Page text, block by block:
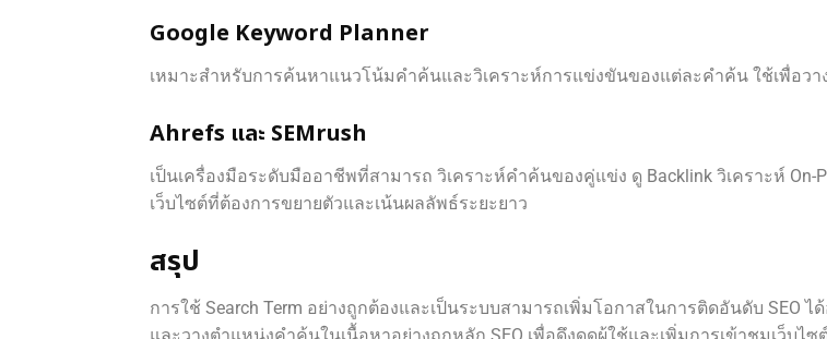
Google Keyword Planner
เหมาะสำหรับการค้นหาแนวโน้มคำค้นและวิเคราะห์การแข่งขันของแต่ละคำค้น ใช้เพื่อ
Ahrefs และ SEMrush
เป็นเครื่องมือระดับมืออาชีพที่สามารถ วิเคราะห์คำค้นของคู่แข่ง ดู Backlink วิเคราะห์
เว็บไซต์ที่ต้องการขยายตัวและเน้นผลลัพธ์ระยะยาว
สรุป
การใช้ Search Term อย่างถูกต้องและเป็นระบบสามารถเพิ่มโอกาสในการติดอันดับ SEO